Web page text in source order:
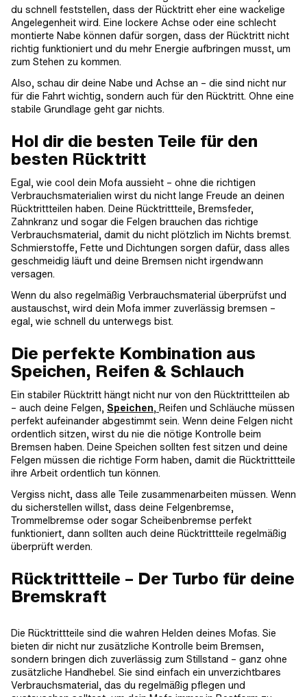
du schnell feststellen, dass der Rücktritt eher eine wackelige
Angelegenheit wird. Eine lockere Achse oder eine schlecht
montierte Nabe können dafür sorgen, dass der Rücktritt nicht
richtig funktioniert und du mehr Energie aufbringen musst, um
zum Stehen zu kommen.
Also, schau dir deine Nabe und Achse an – die sind nicht nur
für die Fahrt wichtig, sondern auch für den Rücktritt. Ohne eine
stabile Grundlage geht gar nichts.
Hol dir die besten Teile für den
besten Rücktritt
Egal, wie cool dein Mofa aussieht – ohne die richtigen
Verbrauchsmaterialien wirst du nicht lange Freude an deinen
Rücktrittteilen haben. Deine Rücktrittteile, Bremsfeder,
Zahnkranz und sogar die Felgen brauchen das richtige
Verbrauchsmaterial, damit du nicht plötzlich im Nichts bremst.
Schmierstoffe, Fette und Dichtungen sorgen dafür, dass alles
geschmeidig läuft und deine Bremsen nicht irgendwann
versagen.
Wenn du also regelmäßig Verbrauchsmaterial überprüfst und
austauschst, wird dein Mofa immer zuverlässig bremsen –
egal, wie schnell du unterwegs bist.
Die perfekte Kombination aus
Speichen, Reifen & Schlauch
Ein stabiler Rücktritt hängt nicht nur von den Rücktrittteilen ab
– auch deine Felgen, Speichen, Reifen und Schläuche müssen
perfekt aufeinander abgestimmt sein. Wenn deine Felgen nicht
ordentlich sitzen, wirst du nie die nötige Kontrolle beim
Bremsen haben. Deine Speichen sollten fest sitzen und deine
Felgen müssen die richtige Form haben, damit die Rücktrittteile
ihre Arbeit ordentlich tun können.
Vergiss nicht, dass alle Teile zusammenarbeiten müssen. Wenn
du sicherstellen willst, dass deine Felgenbremse,
Trommelbremse oder sogar Scheibenbremse perfekt
funktioniert, dann sollten auch deine Rücktrittteile regelmäßig
überprüft werden.
Rücktrittteile – Der Turbo für deine
Bremskraft
Die Rücktrittteile sind die wahren Helden deines Mofas. Sie
bieten dir nicht nur zusätzliche Kontrolle beim Bremsen,
sondern bringen dich zuverlässig zum Stillstand – ganz ohne
zusätzliche Handhebel. Sie sind einfach ein unverzichtbares
Verbrauchsmaterial, das du regelmäßig pflegen und